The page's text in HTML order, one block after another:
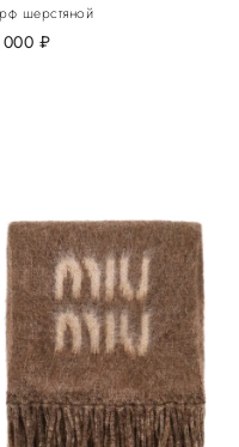
шерстяной
руб.